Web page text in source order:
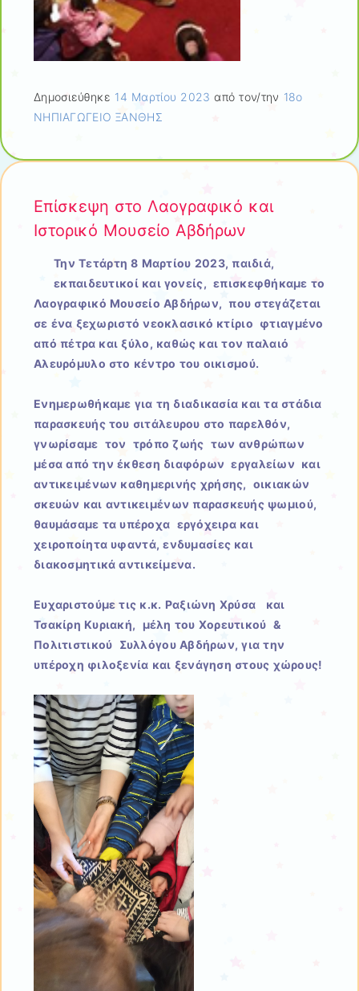
Δημοσιεύθηκε 14 Μαρτίου 2023 από τον/την 18ο
ΝΗΠΙΑΓΩΓΕΙΟ ΞΑΝΘΗΣ
Επίσκεψη στο Λαογραφικό και
Ιστορικό Μουσείο Αβδήρων
Την Τετάρτη 8 Μαρτίου 2023, παιδιά,
εκπαιδευτικοί και γονείς, επισκεφθήκαμε το
Λαογραφικό Μουσείο Αβδήρων, που στεγάζεται
σε ένα ξεχωριστό νεοκλασικό κτίριο φτιαγμένο
από πέτρα και ξύλο, καθώς και τον παλαιό
Αλευρόμυλο στο κέντρο του οικισμού.
Ενημερωθήκαμε για τη διαδικασία και τα στάδια
παρασκευής του σιτάλευρου στο παρελθόν,
γνωρίσαμε τον τρόπο ζωής των ανθρώπων
μέσα από την έκθεση διαφόρων εργαλείων και
αντικειμένων καθημερινής χρήσης, οικιακών
σκευών και αντικειμένων παρασκευής ψωμιού,
θαυμάσαμε τα υπέροχα εργόχειρα και
χειροποίητα υφαντά, ενδυμασίες και
διακοσμητικά αντικείμενα.
Ευχαριστούμε τις κ.κ. Ραξιώνη Χρύσα και
Τσακίρη Κυριακή, μέλη του Χορευτικού &
Πολιτιστικού Συλλόγου Αβδήρων, για την
υπέροχη φιλοξενία και ξενάγηση στους χώρους!